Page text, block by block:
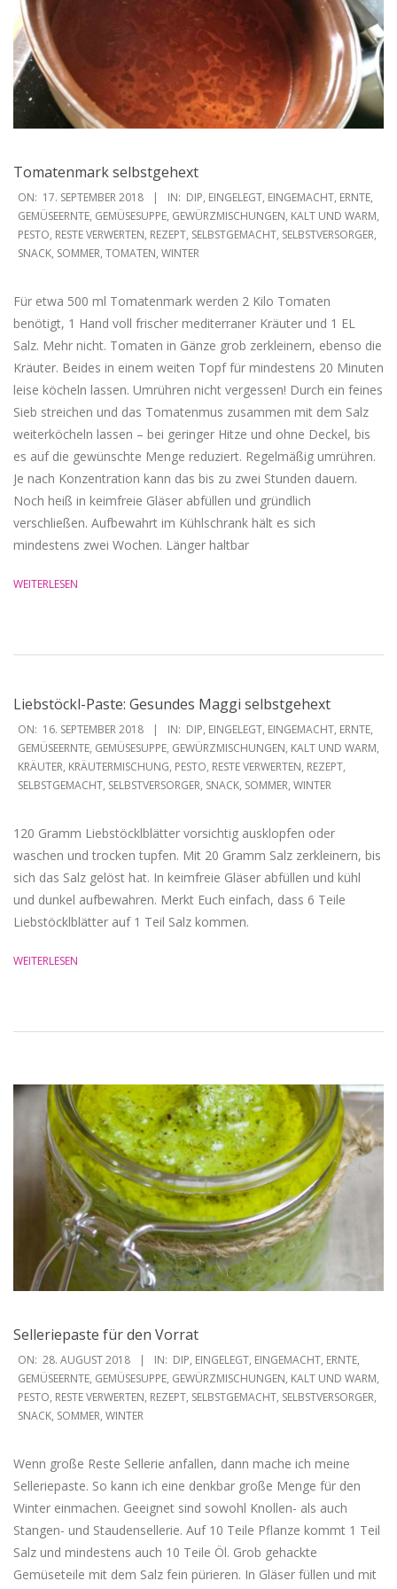
Tomatenmark selbstgehext
2018-
09-
17
ON: 17. SEPTEMBER 2018 IN: DIP, EINGELEGT, EINGEMACHT, ERNTE,
GEMÜSEERNTE, GEMÜSESUPPE, GEWÜRZMISCHUNGEN, KALT UND WARM,
PESTO, RESTE VERWERTEN, REZEPT, SELBSTGEMACHT, SELBSTVERSORGER,
SNACK, SOMMER, TOMATEN, WINTER
Für etwa 500 ml Tomatenmark werden 2 Kilo Tomaten
benötigt, 1 Hand voll frischer mediterraner Kräuter und 1 EL
Salz. Mehr nicht. Tomaten in Gänze grob zerkleinern, ebenso die
Kräuter. Beides in einem weiten Topf für mindestens 20 Minuten
leise köcheln lassen. Umrühren nicht vergessen! Durch ein feines
Sieb streichen und das Tomatenmus zusammen mit dem Salz
weiterköcheln lassen – bei geringer Hitze und ohne Deckel, bis
es auf die gewünschte Menge reduziert. Regelmäßig umrühren.
Je nach Konzentration kann das bis zu zwei Stunden dauern.
Noch heiß in keimfreie Gläser abfüllen und gründlich
verschließen. Aufbewahrt im Kühlschrank hält es sich
mindestens zwei Wochen. Länger haltbar
WEITERLESEN
Liebstöckl-Paste: Gesundes Maggi selbstgehext
2018-
09-
16
ON: 16. SEPTEMBER 2018 IN: DIP, EINGELEGT, EINGEMACHT, ERNTE,
GEMÜSEERNTE, GEMÜSESUPPE, GEWÜRZMISCHUNGEN, KALT UND WARM,
KRÄUTER, KRÄUTERMISCHUNG, PESTO, RESTE VERWERTEN, REZEPT,
SELBSTGEMACHT, SELBSTVERSORGER, SNACK, SOMMER, WINTER
120 Gramm Liebstöcklblätter vorsichtig ausklopfen oder
waschen und trocken tupfen. Mit 20 Gramm Salz zerkleinern, bis
sich das Salz gelöst hat. In keimfreie Gläser abfüllen und kühl
und dunkel aufbewahren. Merkt Euch einfach, dass 6 Teile
Liebstöcklblätter auf 1 Teil Salz kommen.
WEITERLESEN
Selleriepaste für den Vorrat
2018-
08-
28
ON: 28. AUGUST 2018 IN: DIP, EINGELEGT, EINGEMACHT, ERNTE,
GEMÜSEERNTE, GEMÜSESUPPE, GEWÜRZMISCHUNGEN, KALT UND WARM,
PESTO, RESTE VERWERTEN, REZEPT, SELBSTGEMACHT, SELBSTVERSORGER,
SNACK, SOMMER, WINTER
Wenn große Reste Sellerie anfallen, dann mache ich meine
Selleriepaste. So kann ich eine denkbar große Menge für den
Winter einmachen. Geeignet sind sowohl Knollen- als auch
Stangen- und Staudensellerie. Auf 10 Teile Pflanze kommt 1 Teil
Salz und mindestens auch 10 Teile Öl. Grob gehackte
Gemüseteile mit dem Salz fein pürieren. In Gläser füllen und mit